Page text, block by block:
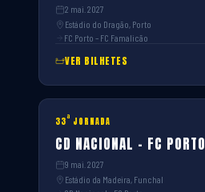
2 mai. 2027
Estádio do Dragão, Porto
FC Porto – FC Famalicão
VER BILHETES
33ª JORNADA
CD NACIONAL – FC PORTO
9 mai. 2027
Estádio da Madeira, Funchal